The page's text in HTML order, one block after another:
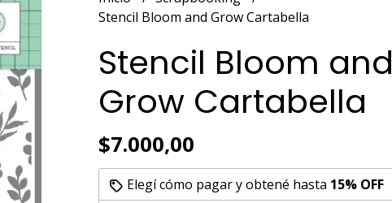
Stencil Bloom and Grow Cartabella
Stencil Bloom and
Grow Cartabella
$7.000,00
Elegí cómo pagar y obtené hasta 15% OFF